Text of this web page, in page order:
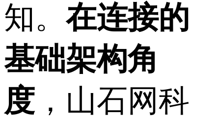
知。在连接的
基础架构角
度，山石网科